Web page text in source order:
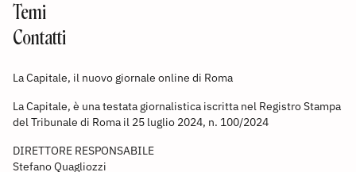
Temi
Contatti
La Capitale, il nuovo giornale online di Roma
La Capitale, è una testata giornalistica iscritta nel Registro Stampa
del Tribunale di Roma il 25 luglio 2024, n. 100/2024
DIRETTORE RESPONSABILE
Stefano Quagliozzi